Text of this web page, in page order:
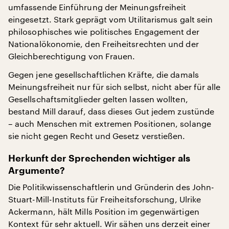
umfassende Einführung der Meinungsfreiheit
eingesetzt. Stark geprägt vom Utilitarismus galt sein
philosophisches wie politisches Engagement der
Nationalökonomie, den Freiheitsrechten und der
Gleichberechtigung von Frauen.
Gegen jene gesellschaftlichen Kräfte, die damals
Meinungsfreiheit nur für sich selbst, nicht aber für alle
Gesellschaftsmitglieder gelten lassen wollten,
bestand Mill darauf, dass dieses Gut jedem zustünde
– auch Menschen mit extremen Positionen, solange
sie nicht gegen Recht und Gesetz verstießen.
Herkunft der Sprechenden wichtiger als
Argumente?
Die Politikwissenschaftlerin und Gründerin des John-
Stuart-Mill-Instituts für Freiheitsforschung, Ulrike
Ackermann, hält Mills Position im gegenwärtigen
Kontext für sehr aktuell. Wir sähen uns derzeit einer